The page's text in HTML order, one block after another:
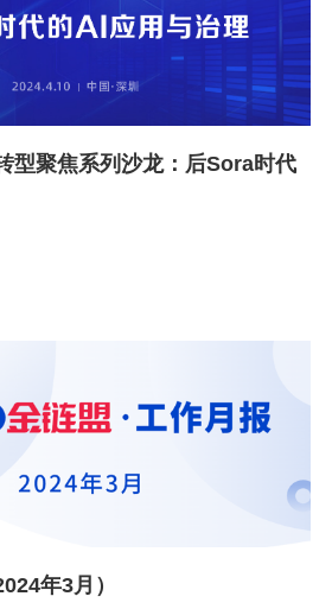
型聚焦系列沙龙：后Sora时代
年3月）